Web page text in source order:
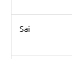
Sai